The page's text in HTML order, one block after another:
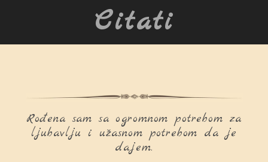
Citati
Rođena sam sa ogromnom potrebom za
ljubavlju i užasnom potrebom da je
dajem.